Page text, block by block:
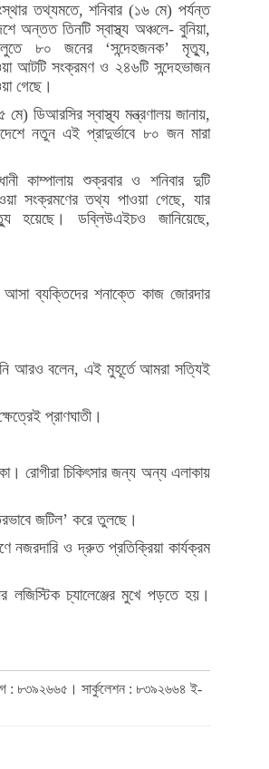
তথ্যমতে, শনিবার (১৬ মে) পর্যন্ত
অন্তত তিনটি স্বাস্থ্য অঞ্চলে- বুনিয়া,
৮০ জনের ‘সন্দেহজনক’ মৃত্যু,
আটটি সংক্রমণ ও ২৪৬টি সন্দেহভাজন
গেছে।
ডিআরসির স্বাস্থ্য মন্ত্রণালয় জানায়,
নতুন এই প্রাদুর্ভাবে ৮০ জন মারা
কাম্পালায় শুক্রবার ও শনিবার দুটি
সংক্রমণের তথ্য পাওয়া গেছে, যার
হয়েছে। ডব্লিউএইচও জানিয়েছে,
আসা ব্যক্তিদের শনাক্তে কাজ জোরদার
আরও বলেন, এই মুহূর্তে আমরা সত্যিই
প্রাণঘাতী।
রোগীরা চিকিৎসার জন্য অন্য এলাকায়
জটিল’ করে তুলছে।
নজরদারি ও দ্রুত প্রতিক্রিয়া কার্যক্রম
লজিস্টিক চ্যালেঞ্জের মুখে পড়তে হয়।
: ৮৩৯২৬৬৫। সার্কুলেশন : ৮৩৯২৬৬৪ ই-